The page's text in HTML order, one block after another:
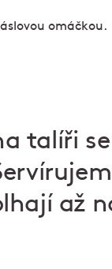
talíři
až